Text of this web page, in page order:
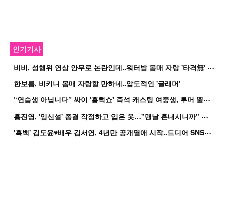
인기기사
비
비, 성행위 연상 안무로 논란인데..워터밤 몸매 자랑 '타격無' 근황
한보름, 비키니 몸매 자랑할 만하네..압도적인 '글래머'
“
연습생 아닙니다” 싸이 '흠뻑쇼' 즉석 캐스팅 여중생, 루머 뿔났다[Oh!쎈 이...
홍
진영, '임신설' 종결 작정하고 입은 옷…"맨날 혼내시니까" 억울
'
흑백' 김도윤♥배우 김서연, 4년만 공개열애 시작..드디어 SNS에 노출 [핫피...